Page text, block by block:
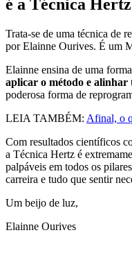
é a Técnica
Trata-se de uma técnica de
por Elainne Ourives. É um
Elainne ensina de uma
aplicar o método e alinhar
poderosa forma de
LEIA TAMBÉM: Afinal, o
Com resultados científicos
a Técnica Hertz é
palpáveis em todos os
carreira e tudo que sentir
Um beijo de luz,
Elainne Ourives